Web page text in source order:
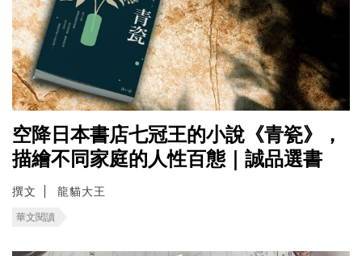
空降日本書店七冠王的小說《青瓷》，
描繪不同家庭的人性百態｜誠品選書
撰文 龍貓大王
華文閱讀